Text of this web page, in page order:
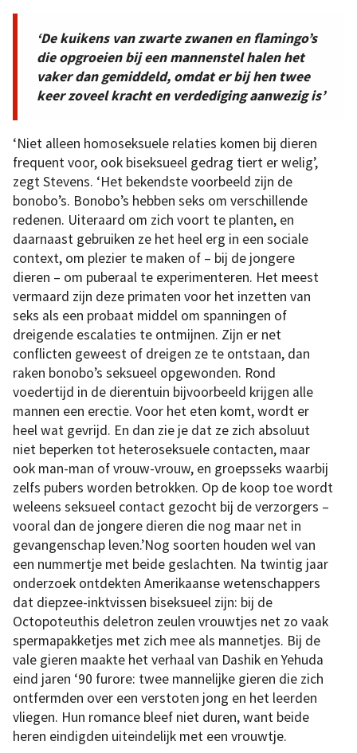
‘De kuikens van zwarte zwanen en flamingo’s
die opgroeien bij een mannenstel halen het
vaker dan gemiddeld, omdat er bij hen twee
keer zoveel kracht en verdediging aanwezig is’
‘Niet alleen homoseksuele relaties komen bij dieren
frequent voor, ook biseksueel gedrag tiert er welig’,
zegt Stevens. ‘Het bekendste voorbeeld zijn de
bonobo’s. Bonobo’s hebben seks om verschillende
redenen. Uiteraard om zich voort te planten, en
daarnaast gebruiken ze het heel erg in een sociale
context, om plezier te maken of – bij de jongere
dieren – om puberaal te experimenteren. Het meest
vermaard zijn deze primaten voor het inzetten van
seks als een probaat middel om spanningen of
dreigende escalaties te ontmijnen. Zijn er net
conflicten geweest of dreigen ze te ontstaan, dan
raken bonobo’s seksueel opgewonden. Rond
voedertijd in de dierentuin bijvoorbeeld krijgen alle
mannen een erectie. Voor het eten komt, wordt er
heel wat gevrijd. En dan zie je dat ze zich absoluut
niet beperken tot heteroseksuele contacten, maar
ook man-man of vrouw-vrouw, en groepsseks waarbij
zelfs pubers worden betrokken. Op de koop toe wordt
weleens seksueel contact gezocht bij de verzorgers –
vooral dan de jongere dieren die nog maar net in
gevangenschap leven.’Nog soorten houden wel van
een nummertje met beide geslachten. Na twintig jaar
onderzoek ontdekten Amerikaanse wetenschappers
dat diepzee-inktvissen biseksueel zijn: bij de
Octopoteuthis deletron zeulen vrouwtjes net zo vaak
spermapakketjes met zich mee als mannetjes. Bij de
vale gieren maakte het verhaal van Dashik en Yehuda
eind jaren ‘90 furore: twee mannelijke gieren die zich
ontfermden over een verstoten jong en het leerden
vliegen. Hun romance bleef niet duren, want beide
heren eindigden uiteindelijk met een vrouwtje.